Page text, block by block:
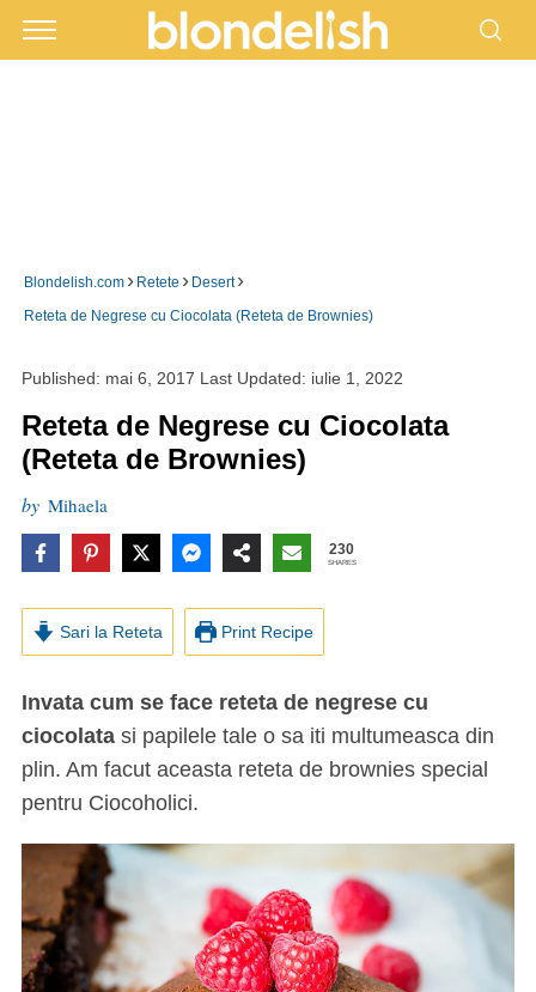
Blondelish.com › Retete › Desert ›
Reteta de Negrese cu Ciocolata (Reteta de Brownies)
Published: mai 6, 2017 Last Updated: iulie 1, 2022
Reteta de Negrese cu Ciocolata
(Reteta de Brownies)
by Mihaela
230
SHARES
Sari la Reteta Print Recipe
Invata cum se face reteta de negrese cu
ciocolatasi papilele tale o sa iti multumeasca din
plin. Am facut aceasta reteta de brownies special
pentru Ciocoholici.